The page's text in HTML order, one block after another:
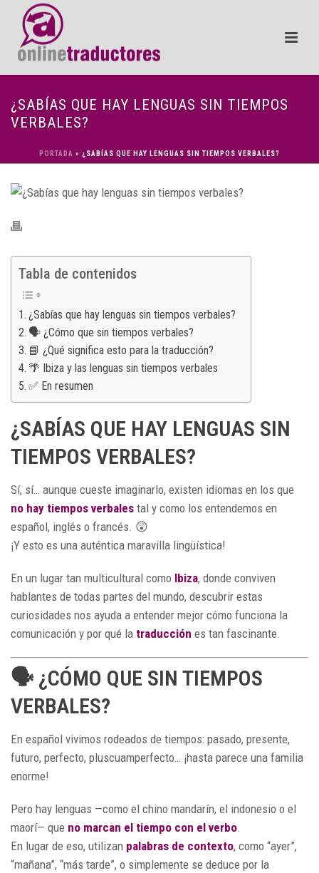
¿SABÍAS QUE HAY LENGUAS SIN TIEMPOS
VERBALES?
PORTADA » ¿SABÍAS QUE HAY LENGUAS SIN TIEMPOS VERBALES?
Tabla de contenidos
¿Sabías que hay lenguas sin tiempos verbales?
🗣️ ¿Cómo que sin tiempos verbales?
📘 ¿Qué significa esto para la traducción?
🌴 Ibiza y las lenguas sin tiempos verbales
✅ En resumen
¿SABÍAS QUE HAY LENGUAS SIN
TIEMPOS VERBALES?
Sí, sí… aunque cueste imaginarlo, existen idiomas en los que
no hay tiempos verbales tal y como los entendemos en
español, inglés o francés. 😲
¡Y esto es una auténtica maravilla lingüística!
En un lugar tan multicultural como Ibiza, donde conviven
hablantes de todas partes del mundo, descubrir estas
curiosidades nos ayuda a entender mejor cómo funciona la
comunicación y por qué la traducción es tan fascinante.
🗣️ ¿CÓMO QUE SIN TIEMPOS
VERBALES?
En español vivimos rodeados de tiempos: pasado, presente,
futuro, perfecto, pluscuamperfecto… ¡hasta parece una familia
enorme!
Pero hay lenguas —como el chino mandarín, el indonesio o el
maorí— que no marcan el tiempo con el verbo.
En lugar de eso, utilizan palabras de contexto, como “ayer”,
“mañana”, “más tarde”, o simplemente se deduce por la